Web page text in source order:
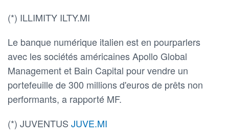
(*) ILLIMITY ILTY.MI
Le banque numérique italien est en pourparlers
avec les sociétés américaines Apollo Global
Management et Bain Capital pour vendre un
portefeuille de 300 millions d'euros de prêts non
performants, a rapporté MF.
(*) JUVENTUS JUVE.MI